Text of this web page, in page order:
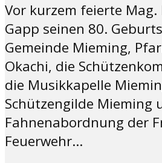
Vor kurzem feierte Mag.
Gapp seinen 80.
Gemeinde Mieming,
Okachi, die
die Musikkapelle
Schützengilde Mieming
Fahnenabordnung der
Feuerwehr...